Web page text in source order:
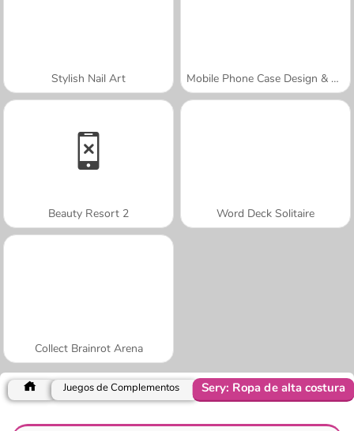
Stylish Nail Art Mobile Phone Case Design & DIY
Beauty Resort 2 Word Deck Solitaire
Collect Brainrot Arena
Juegos de Complementos Sery: Ropa de alta costura